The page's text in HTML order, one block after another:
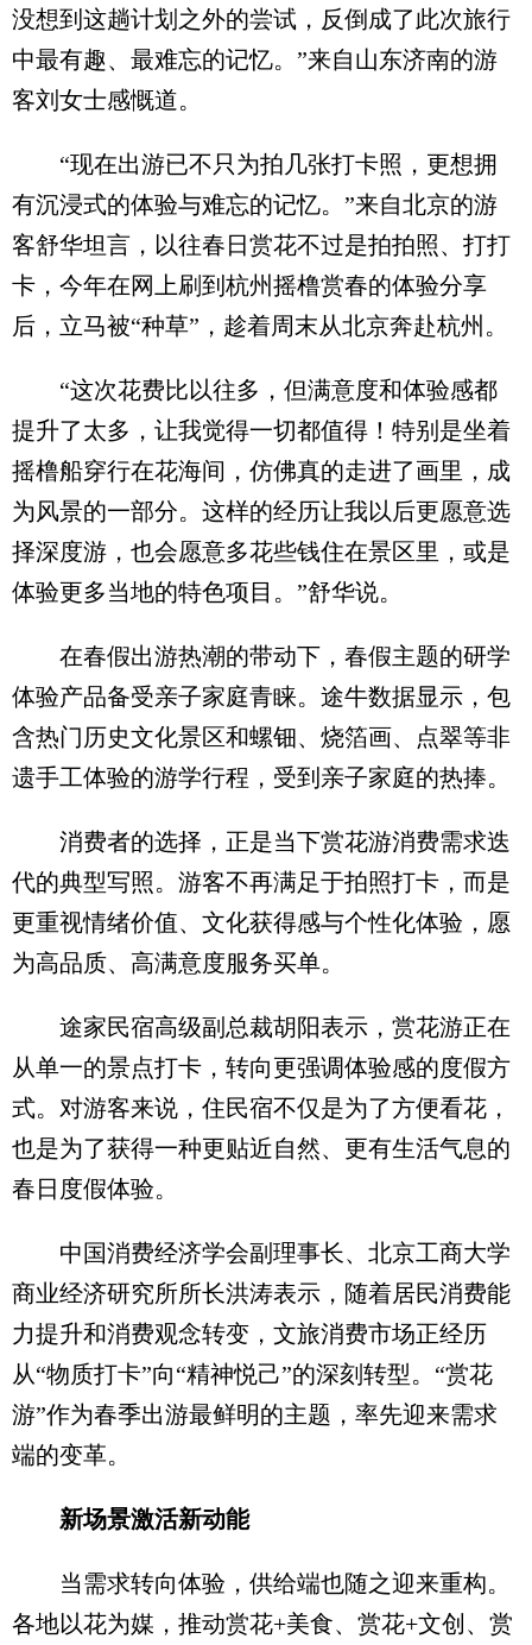
没想到这趟计划之外的尝试，反倒成了此次旅行
中最有趣、最难忘的记忆。”来自山东济南的游
客刘女士感慨道。
“现在出游已不只为拍几张打卡照，更想拥
有沉浸式的体验与难忘的记忆。”来自北京的游
客舒华坦言，以往春日赏花不过是拍拍照、打打
卡，今年在网上刷到杭州摇橹赏春的体验分享
后，立马被“种草”，趁着周末从北京奔赴杭州。
“这次花费比以往多，但满意度和体验感都
提升了太多，让我觉得一切都值得！特别是坐着
摇橹船穿行在花海间，仿佛真的走进了画里，成
为风景的一部分。这样的经历让我以后更愿意选
择深度游，也会愿意多花些钱住在景区里，或是
体验更多当地的特色项目。”舒华说。
在春假出游热潮的带动下，春假主题的研学
体验产品备受亲子家庭青睐。途牛数据显示，包
含热门历史文化景区和螺钿、烧箔画、点翠等非
遗手工体验的游学行程，受到亲子家庭的热捧。
消费者的选择，正是当下赏花游消费需求迭
代的典型写照。游客不再满足于拍照打卡，而是
更重视情绪价值、文化获得感与个性化体验，愿
为高品质、高满意度服务买单。
途家民宿高级副总裁胡阳表示，赏花游正在
从单一的景点打卡，转向更强调体验感的度假方
式。对游客来说，住民宿不仅是为了方便看花，
也是为了获得一种更贴近自然、更有生活气息的
春日度假体验。
中国消费经济学会副理事长、北京工商大学
商业经济研究所所长洪涛表示，随着居民消费能
力提升和消费观念转变，文旅消费市场正经历
从“物质打卡”向“精神悦己”的深刻转型。“赏花
游”作为春季出游最鲜明的主题，率先迎来需求
端的变革。
新场景激活新动能
当需求转向体验，供给端也随之迎来重构。
各地以花为媒，推动赏花+美食、赏花+文创、赏